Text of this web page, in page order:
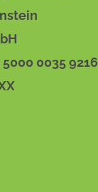
5000 0035 9216